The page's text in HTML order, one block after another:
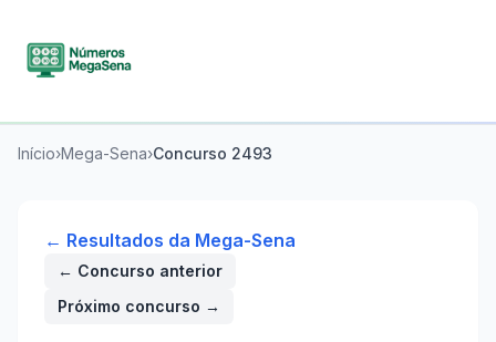
Início›Mega-Sena›Concurso 2493
← Resultados da Mega-Sena
← Concurso anterior
Próximo concurso →